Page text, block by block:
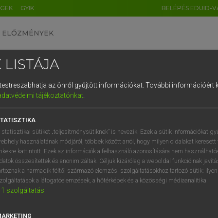
GYIK BELÉPÉS EDUID-
ELŐZMÉNYEK
egyetemes nagyszótár
VAN ELŐFIZETÉSED?
megtekintéséhez.
LISTÁJA
az önről gyűjtött információkat. További információért
tájékoztatónkat.
statisztikai sütiket „teljesítménysütiknek” is nevezik. Ezek a sütik információkat
használatának módjáról, többek között arról, hogy milyen oldalakat keresett
kattintott. Ezek az információk a felhasználó azonosítására nem
összesítettek és anonimizáltak. Céljuk kizárólag a weboldal funkcióinak
a harmadik féltől származó elemzési szolgáltatásokhoz tartozó sütik;
a látogatóelemzések, a hőtérképek és a közösségi médiaanalitika.
1 szolgáltatás
DE CN FR ES IT NL
1 2 3 4 5 6 7 8 9
q w e r t z u i
a s d f g h j k l é
í y x c v b n m , .